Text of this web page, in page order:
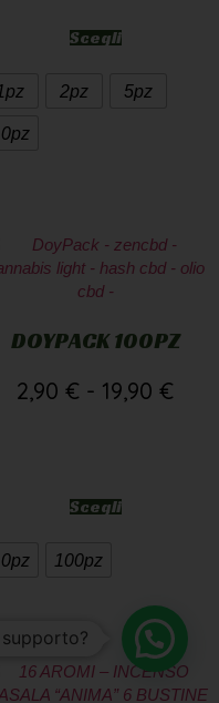
Scegli
2pz 5pz
DOYPACK 100PZ
2,90 € - 19,90 €
Scegli
100pz